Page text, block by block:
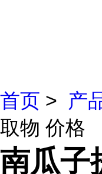
首页 > 产
取物 价格
南瓜子